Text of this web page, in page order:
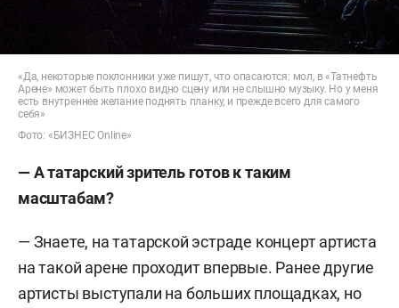
«Да, некоторые поклонники уже пишут, что опасаются: мол, в «Татнефть
Арене» может быть плохо видно сцену или не слышно музыку. Но у меня
есть внутреннее желание поднять планку, и прежде всего для самого
себя»
Фото: «БИЗНЕС Online»
— А татарский зритель готов к таким
масштабам?
— Знаете, на татарской эстраде концерт артиста
на такой арене проходит впервые. Ранее другие
артисты выступали на больших площадках, но